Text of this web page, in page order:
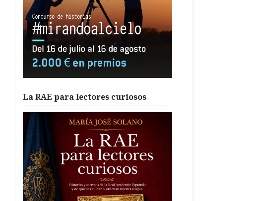
La RAE para lectores curiosos